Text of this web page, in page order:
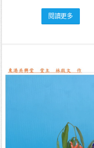
閱讀更多